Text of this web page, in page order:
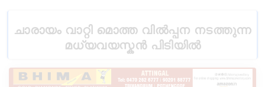
ചാരായം വാറ്റി മൊത്ത വിൽപ്പന നടത്തുന്ന
മധ്യവയസ്കൻ പിടിയിൽ